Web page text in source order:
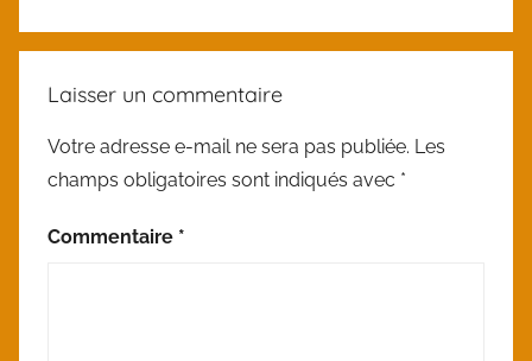
d
Laisser un commentaire
Votre adresse e-mail ne sera pas publiée. Les
champs obligatoires sont indiqués avec *
Commentaire *